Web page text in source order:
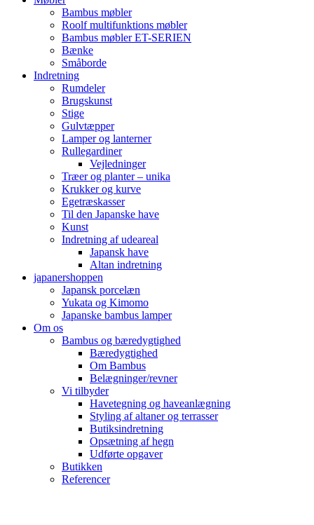
Bambus møbler
Roolf multifunktions møbler
Bambus møbler ET-SERIEN
Bænke
Småborde
Indretning
Rumdeler
Brugskunst
Stige
Gulvtæpper
Lamper og lanterner
Rullegardiner
Vejledninger
Træer og planter – unika
Krukker og kurve
Egetræskasser
Til den Japanske have
Kunst
Indretning af udeareal
Japansk have
Altan indretning
japanershoppen
Japansk porcelæn
Yukata og Kimomo
Japanske bambus lamper
Om os
Bambus og bæredygtighed
Bæredygtighed
Om Bambus
Belægninger/revner
Vi tilbyder
Havetegning og haveanlægning
Styling af altaner og terrasser
Butiksindretning
Opsætning af hegn
Udførte opgaver
Butikken
Referencer